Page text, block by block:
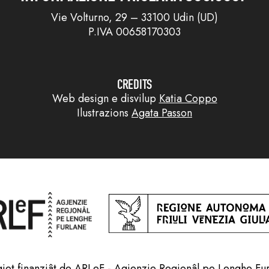
Vie Volturno, 29 – 33100 Udin (UD)
P.IVA 00658170303
CREDITS
Web design e disvilup Katia Coppo
Ilustrazions Agata Passon